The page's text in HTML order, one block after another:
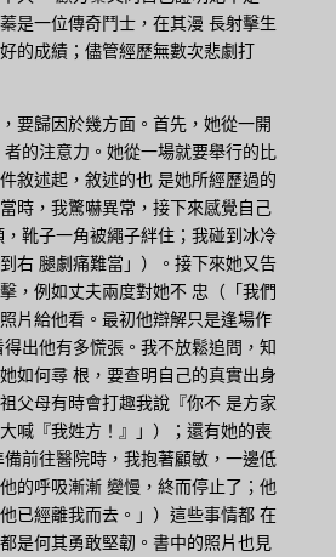
是一位傳奇鬥士，在其漫 長射擊生
的成績；儘管經歷無數次悲劇打
要歸因於幾方面。首先，她從一開
的注意力。她從一場就要舉行的比
敘述起，敘述的也 是她所經歷過的
時，我驚嚇異常，接下來感覺自己
靴子一角被繩子絆住；我碰到冰冷
右 腿劇痛難當」）。接下來她又告
，例如丈夫兩度對她不 忠（「我們
片給他看。最初他辯解只是逢場作
出他有多慌張。我不放鬆追問，知
如何尋 根，要查明自己的真實出身
父母有時會打趣我說『你不 是方家
喊『我姓方！』」）；還有她的喪
前往醫院時，我抱著顧敏，一邊低
的呼吸漸漸 變慢，終而停止了；他
已經離我而去。」）這些事情都 在
是何其勇敢堅韌。書中的照片也見